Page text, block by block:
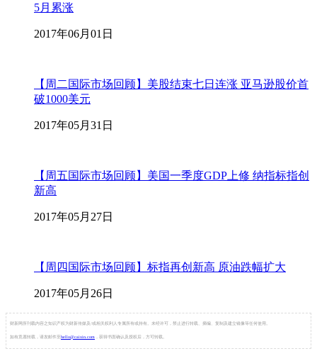
5月累涨
2017年06月01日
【周二国际市场回顾】美股结束七日连涨 亚马逊股价首
破1000美元
2017年05月31日
【周五国际市场回顾】美国一季度GDP上修 纳指标指创
新高
2017年05月27日
【周四国际市场回顾】标指再创新高 原油跌幅扩大
2017年05月26日
财新网所刊载内容之知识产权为财新传媒及/或相关权利人专属所有或持有。未经许可，禁止进行转载、摘编、复制及建立镜像等任何使用。
如有意愿转载，请发邮件至 hello@caixin.com ，获得书面确认及授权后，方可转载。